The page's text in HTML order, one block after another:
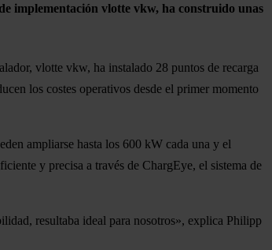
implementación vlotte vkw, ha construido unas
vlotte vkw, ha instalado 28 puntos de recarga
los costes operativos desde el primer momento
ampliarse hasta los 600 kW cada una y el
y precisa a través de ChargEye, el sistema de
resultaba ideal para nosotros», explica Philipp